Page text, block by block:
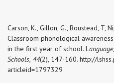
Carson, K., Gillon, G., Boustead, T,
Classroom phonological
in the first year of school. L
Schools, 44(2), 147-160. http://
articleid=1797329